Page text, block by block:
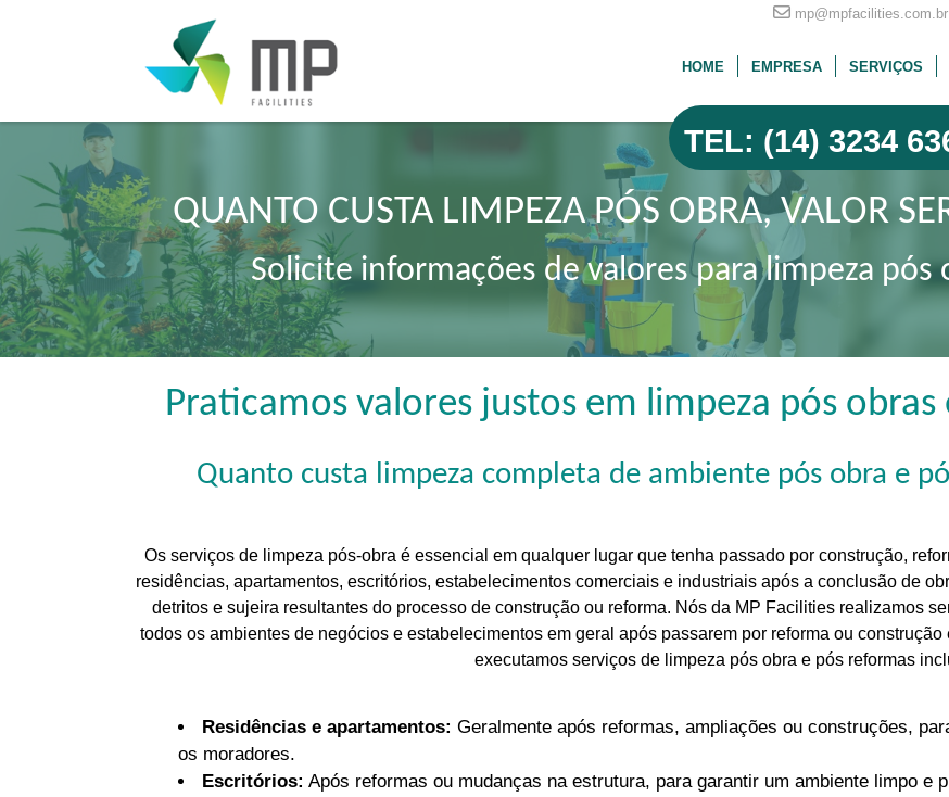
HOME EMPRESA SERVIÇOS
TEL: (14) 3234
QUANTO CUSTA LIMPEZA PÓS OBRA, VALOR
Solicite informações de valores para limpeza pós
Praticamos valores justos em limpeza pós obras
Quanto custa limpeza completa de ambiente pós obra e
Os serviços de limpeza pós-obra é essencial em qualquer lugar que tenha passado por construção,
residências, apartamentos, escritórios, estabelecimentos comerciais e industriais após a conclusão de
detritos e sujeira resultantes do processo de construção ou reforma. Nós da MP Facilities realizamos
todos os ambientes de negócios e estabelecimentos em geral após passarem por reforma ou
executamos serviços de limpeza pós obra e pós reformas
Residências e apartamentos: Geralmente após reformas, ampliações ou construções,
os moradores.
Escritórios: Após reformas ou mudanças na estrutura, para garantir um ambiente limpo e